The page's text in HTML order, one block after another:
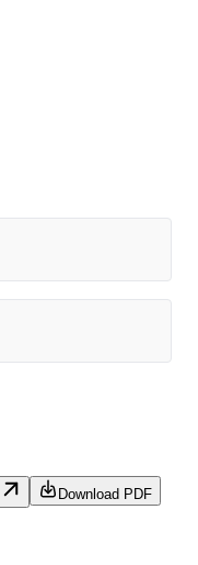
Download PDF